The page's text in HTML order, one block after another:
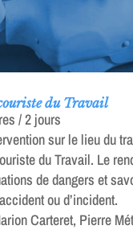
du Travail
/ 2 jours
sur le lieu du
du Travail. Le
de dangers et
ou d’incident.
Carteret, Pierre